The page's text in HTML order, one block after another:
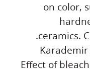
on color,
ceramics.
Karademir
Effect of